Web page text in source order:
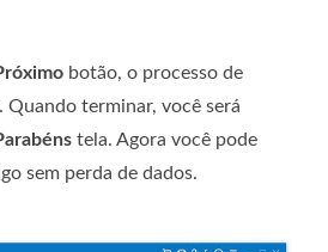
botão, o processo de
Quando terminar, você será
tela. Agora você pode
sem perda de dados.